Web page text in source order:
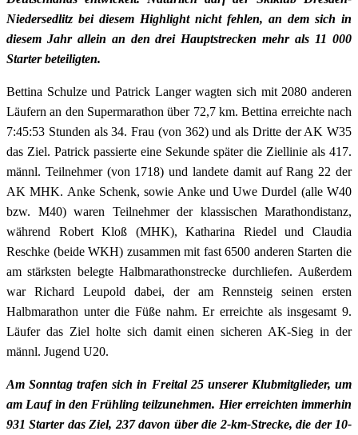
Niedersedlitz bei diesem Highlight nicht fehlen, an dem sich in
diesem Jahr allein an den drei Hauptstrecken mehr als 11 000
Starter beteiligten.
Bettina Schulze und Patrick Langer wagten sich mit 2080 anderen
Läufern an den Supermarathon über 72,7 km. Bettina erreichte nach
7:45:53 Stunden als 34. Frau (von 362) und als Dritte der AK W35
das Ziel. Patrick passierte eine Sekunde später die Ziellinie als 417.
männl. Teilnehmer (von 1718) und landete damit auf Rang 22 der
AK MHK. Anke Schenk, sowie Anke und Uwe Durdel (alle W40
bzw. M40) waren Teilnehmer der klassischen Marathondistanz,
während Robert Kloß (MHK), Katharina Riedel und Claudia
Reschke (beide WKH) zusammen mit fast 6500 anderen Starten die
am stärksten belegte Halbmarathonstrecke durchliefen. Außerdem
war Richard Leupold dabei, der am Rennsteig seinen ersten
Halbmarathon unter die Füße nahm. Er erreichte als insgesamt 9.
Läufer das Ziel holte sich damit einen sicheren AK-Sieg in der
männl. Jugend U20.
Am Sonntag trafen sich in Freital 25 unserer Klubmitglieder, um
am Lauf in den Frühling teilzunehmen. Hier erreichten immerhin
931 Starter das Ziel, 237 davon über die 2-km-Strecke, die der 10-